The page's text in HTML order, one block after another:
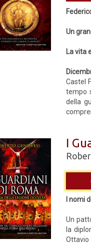
Un
La vita
Castel
tempo
della
I
I nomi
Un
la
Ottavio